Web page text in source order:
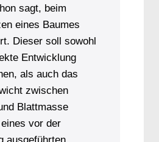
sagt, beim
eines Baumes
Dieser soll sowohl
Entwicklung
als auch das
zwischen
Blattmasse
vor der